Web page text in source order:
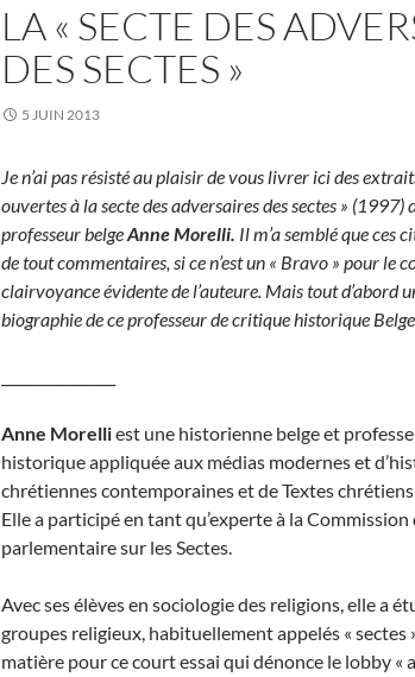
LA « SECTE DES
DES SECTES »
5 JUIN 2013
Je n’ai pas résisté au plaisir de vous livrer ici des
ouvertes à la secte des adversaires des sectes » (1997)
professeur belgeAnne Morelli. Il m’a semblé que ces
de tout commentaires, si ce n’est un « Bravo » pour le
clairvoyance évidente de l’auteure. Mais tout d’abord
biographie de ce professeur de critique historique
Anne Morelliest une historienne belge et
historique appliquée aux médias modernes et
chrétiennes contemporaines et de Textes
Elle a participé en tant qu’experte à la Commission
parlementaire sur les Sectes.
Avec ses élèves en sociologie des religions, elle a
groupes religieux, habituellement appelés « sectes
matière pour ce court essai qui dénonce le lobby «